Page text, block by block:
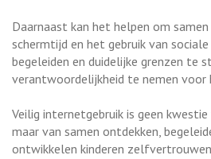
Daarnaast kan het helpen om
schermtijd en het gebruik van
begeleiden en duidelijke grenzen te
verantwoordelijkheid te nemen voor
Veilig internetgebruik is geen
maar van samen ontdekken,
ontwikkelen kinderen